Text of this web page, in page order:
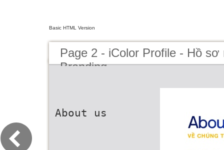
Basic HTML Version
Page 2 - iColor Profile - Hồ
Branding
About us